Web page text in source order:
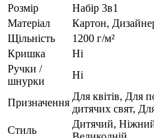
Розмір
Набір 3в1
Матеріал
Картон,
Щільність
1200 г/м²
Кришка
Ні
Ручки /
шнурки
Ні
Призначення
Для квітів, Для
дитячих свят,
Стиль
Дитячий,